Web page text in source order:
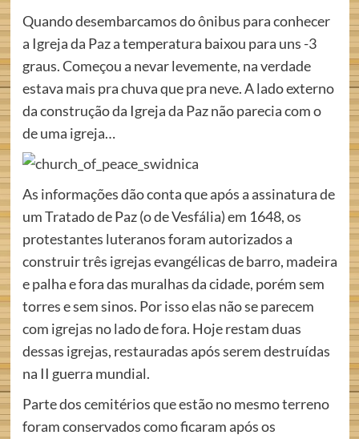
Quando desembarcamos do ônibus para conhecer
a Igreja da Paz a temperatura baixou para uns -3
graus. Começou a nevar levemente, na verdade
estava mais pra chuva que pra neve. A lado externo
da construção da Igreja da Paz não parecia com o
de uma igreja…
As informações dão conta que após a assinatura de
um Tratado de Paz (o de Vesfália) em 1648, os
protestantes luteranos foram autorizados a
construir três igrejas evangélicas de barro, madeira
e palha e fora das muralhas da cidade, porém sem
torres e sem sinos. Por isso elas não se parecem
com igrejas no lado de fora. Hoje restam duas
dessas igrejas, restauradas após serem destruídas
na II guerra mundial.
Parte dos cemitérios que estão no mesmo terreno
foram conservados como ficaram após os